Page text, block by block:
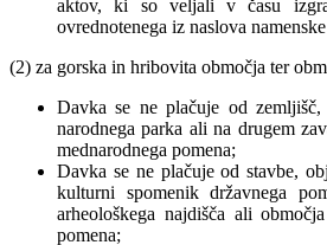
aktov, ki so veljali v času
ovrednotenega iz naslova
(2) za gorska in hribovita območja ter
Davka se ne plačuje od
narodnega parka ali na drugem
mednarodnega pomena;
Davka se ne plačuje od stavbe,
kulturni spomenik državnega
arheološkega najdišča ali
pomena;